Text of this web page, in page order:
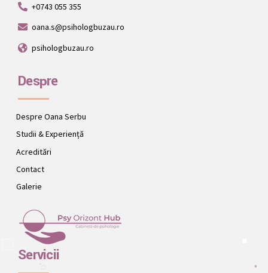
+0743 055 355
oana.s@psihologbuzau.ro
psihologbuzau.ro
Despre
Despre Oana Serbu
Studii & Experiență
Acreditări
Contact
Galerie
Servicii